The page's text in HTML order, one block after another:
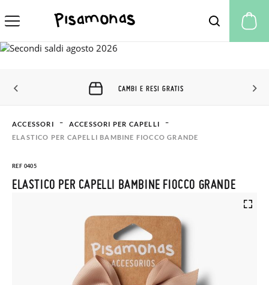
CAMBI E RESI GRATIS
ACCESSORI
ACCESSORI PER CAPELLI
ELASTICO PER CAPELLI BAMBINE FIOCCO GRANDE
REF 0405
ELASTICO PER CAPELLI BAMBINE FIOCCO GRANDE